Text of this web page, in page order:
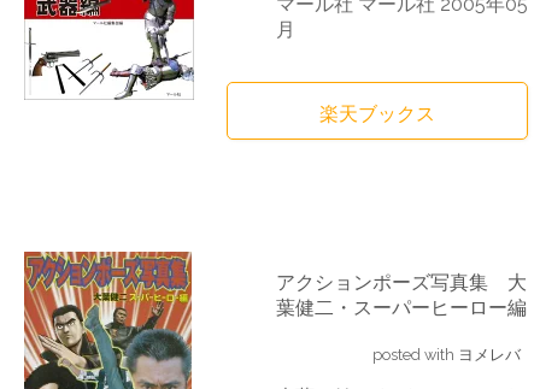
月
楽天ブックス
アクションポーズ写真集 大
葉健二・スーパーヒーロー編
posted with ヨメレバ